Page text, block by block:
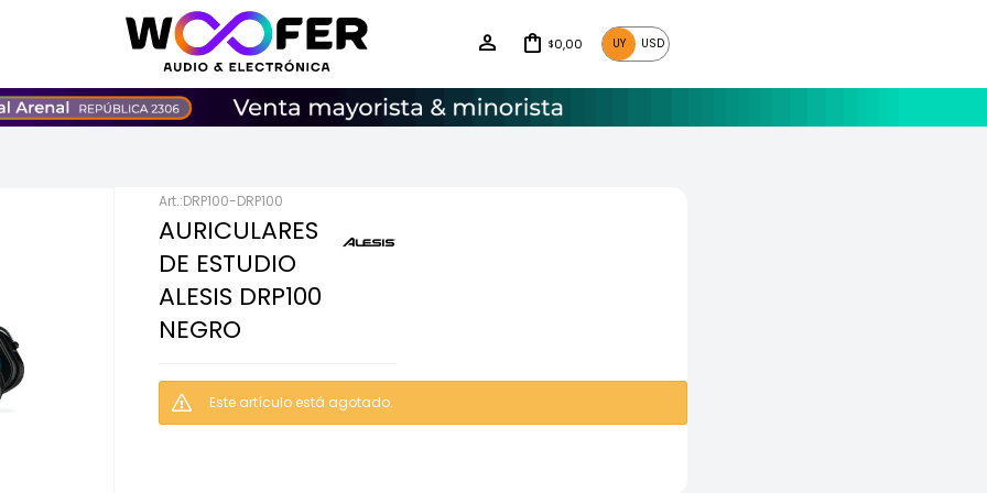
$0,00 UY USD
DRP100-DRP100
AURICULARES
DE ESTUDIO
ALESIS DRP100
NEGRO
Este artículo está agotado.